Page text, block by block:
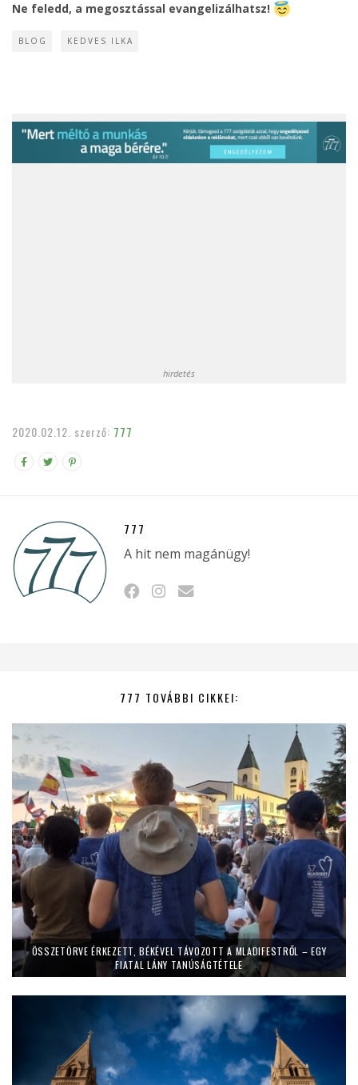
Ne feledd, a megosztással evangelizálhatsz!
BLOG KEDVES ILKA
hirdetés
2020.02.12. szerző: 777
777
A hit nem magánügy!
777 TOVÁBBI CIKKEI:
ÖSSZETÖRVE ÉRKEZETT, BÉKÉVEL TÁVOZOTT A MLADIFESTRŐL – EGY
FIATAL LÁNY TANÚSÁGTÉTELE